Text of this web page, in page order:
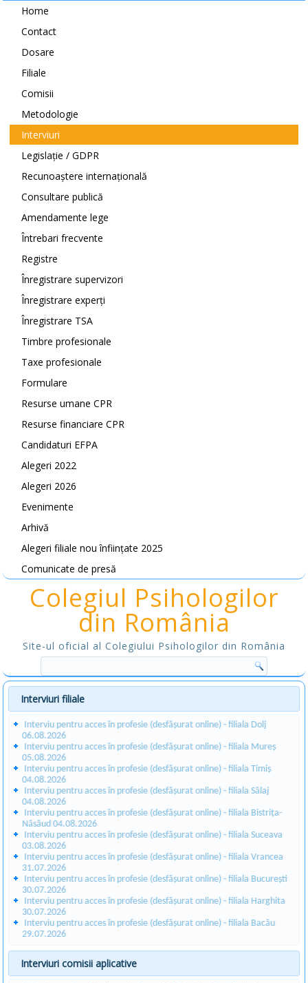
Home
Contact
Dosare
Filiale
Comisii
Metodologie
Interviuri
Legislație / GDPR
Recunoaștere internațională
Consultare publică
Amendamente lege
Întrebari frecvente
Registre
Înregistrare supervizori
Înregistrare experți
Înregistrare TSA
Timbre profesionale
Taxe profesionale
Formulare
Resurse umane CPR
Resurse financiare CPR
Candidaturi EFPA
Alegeri 2022
Alegeri 2026
Evenimente
Arhivă
Alegeri filiale nou înființate 2025
Comunicate de presă
Colegiul Psihologilor
din România
Site-ul oficial al Colegiului Psihologilor din România
Interviuri filiale
Interviu pentru acces în profesie (desfășurat online) - filiala Dolj
06.08.2026
Interviu pentru acces în profesie (desfășurat online) - filiala Mureș
05.08.2026
Interviu pentru acces în profesie (desfășurat online) - filiala Timiș
04.08.2026
Interviu pentru acces în profesie (desfășurat online) - filiala Sălaj
04.08.2026
Interviu pentru acces în profesie (desfășurat online) - filiala Bistrița-
Năsăud 04.08.2026
Interviu pentru acces în profesie (desfășurat online) - filiala Suceava
03.08.2026
Interviu pentru acces în profesie (desfășurat online) - filiala Vrancea
31.07.2026
Interviu pentru acces în profesie (desfășurat online) - filiala București
30.07.2026
Interviu pentru acces în profesie (desfășurat online) - filiala Harghita
30.07.2026
Interviu pentru acces în profesie (desfășurat online) - filiala Bacău
29.07.2026
Interviuri comisii aplicative